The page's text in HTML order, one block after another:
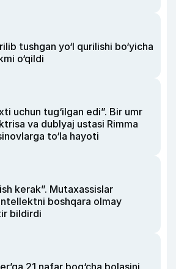
tushgan yo‘l qurilishi bo‘yicha
o‘qildi
uchun tug‘ilgan edi”. Bir umr
va dublyaj ustasi Rimma
to‘la hayoti
kerak”. Mutaxassislar
boshqara olmay
bildirdi
21 nafar bog‘cha bolasini